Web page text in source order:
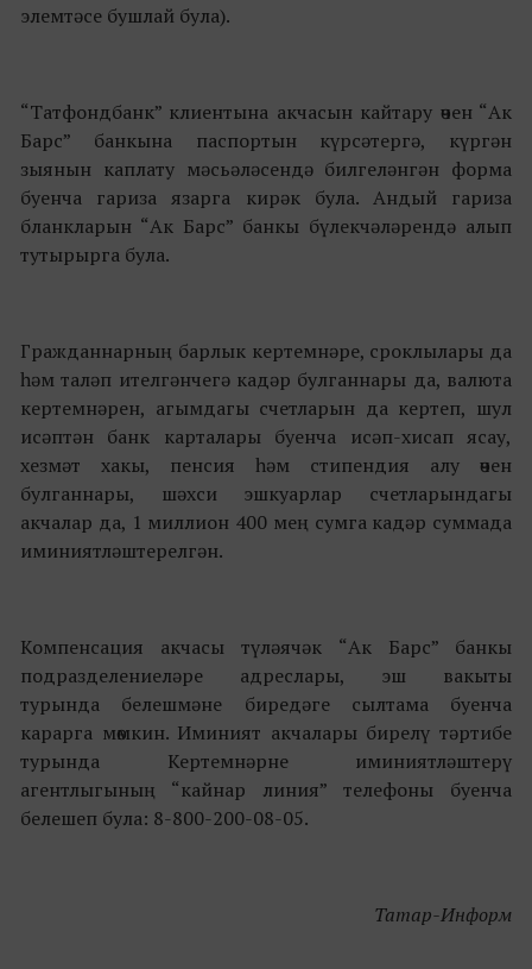
элемтәсе бушлай була).
“Татфондбанк” клиентына акчасын кайтару өчен “Ак
Барс” банкына паспортын күрсәтергә, күргән
зыянын каплату мәсьәләсендә билгеләнгән форма
буенча гариза язарга кирәк була. Андый гариза
бланкларын “Ак Барс” банкы бүлекчәләрендә алып
тутырырга була.
Гражданнарның барлык кертемнәре, сроклылары да
һәм таләп ителгәнчегә кадәр булганнары да, валюта
кертемнәрен, агымдагы счетларын да кертеп, шул
исәптән банк карталары буенча исәп-хисап ясау,
хезмәт хакы, пенсия һәм стипендия алу өчен
булганнары, шәхси эшкуарлар счетларындагы
акчалар да, 1 миллион 400 мең сумга кадәр суммада
иминиятләштерелгән.
Компенсация акчасы түләячәк “Ак Барс” банкы
подразделениеләре адреслары, эш вакыты
турында белешмәне биредәге сылтама буенча
карарга мөмкин. Иминият акчалары бирелү тәртибе
турында Кертемнәрне иминиятләштерү
агентлыгының “кайнар линия” телефоны буенча
белешеп була: 8-800-200-08-05.
Татар-Информ